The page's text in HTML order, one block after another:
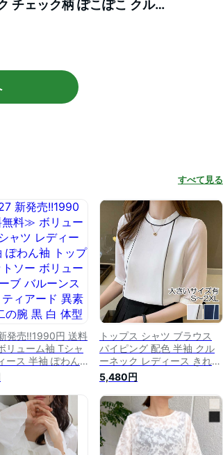
ェック柄 ぽこぽこ クルー
ラック 上品 おしゃれ お出か
すべて見る
発売!!1990円 送料
リューム袖 Tシャ
ース 半袖 ぽわん
ス カットソー ボ
リーブ バルーン
ティアード 異素材
黒 白 体型カバー
5分袖 20代 30代
丸首 クルー
送料無料】
トップス シャツ ブラウス
パイピング 配色 半袖 クル
ーネック レディース きれい
め カジュアル 五分袖 シア
ー 透け感 おしゃれ 上品 大
人 可愛い フェミニン エレ
ガント ホワイト 白 ネイビ
ー 春 夏 秋 20代 30代 40代
50代
5,480円